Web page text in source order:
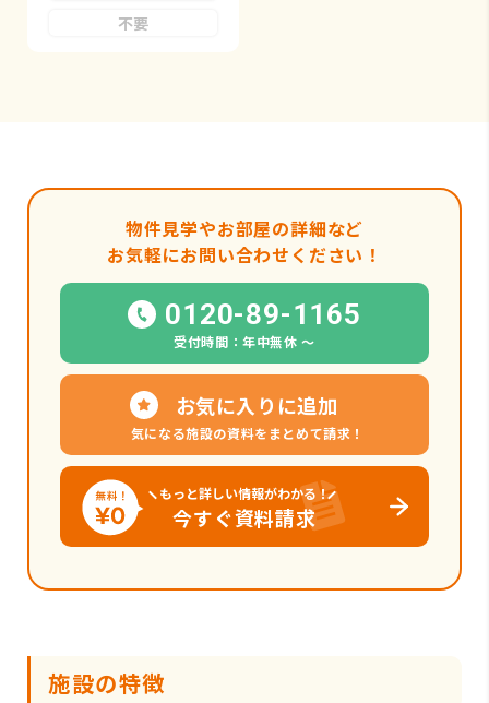
不要
物件見学やお部屋の詳細など
お気軽にお問い合わせください！
0120-89-1165
受付時間：年中無休 〜
お気に入りに追加
気になる施設の資料をまとめて請求！
もっと詳しい情報がわかる！
今すぐ資料請求
施設の特徴